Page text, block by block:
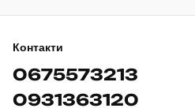
Контакти
0675573213
0931363120